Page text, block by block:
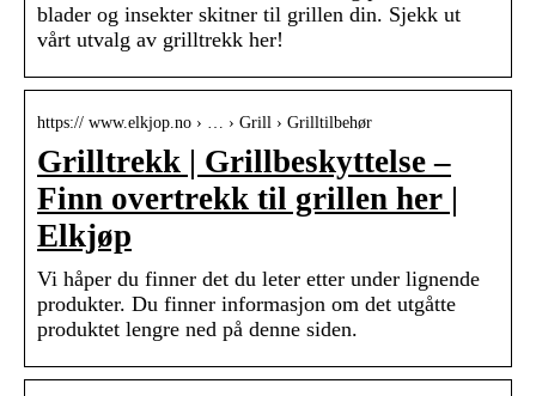
blader og insekter skitner til grillen din. Sjekk ut
vårt utvalg av grilltrekk her!
https:// www.elkjop.no › … › Grill › Grilltilbehør
Grilltrekk | Grillbeskyttelse –
Finn overtrekk til grillen her |
Elkjøp
Vi håper du finner det du leter etter under lignende
produkter. Du finner informasjon om det utgåtte
produktet lengre ned på denne siden.